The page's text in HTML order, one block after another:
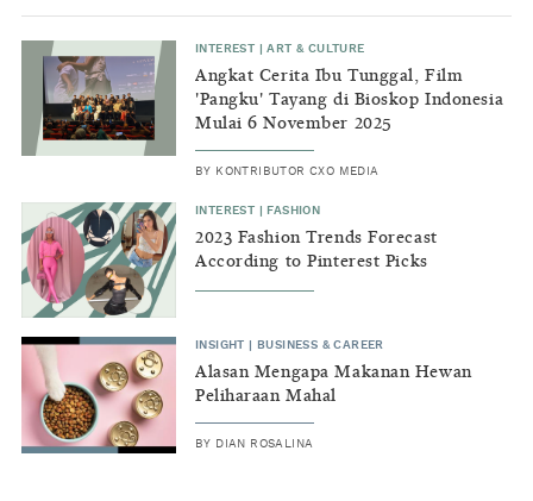
INTEREST |ART & CULTURE
Angkat Cerita Ibu Tunggal, Film
'Pangku' Tayang di Bioskop Indonesia
Mulai 6 November 2025
BY KONTRIBUTOR CXO MEDIA
INTEREST FASHION
2023 Fashion Trends Forecast
According to Pinterest Picks
INSIGHT BUSINESS & CAREER
Alasan Mengapa Makanan Hewan
Peliharaan Mahal
BY DIAN ROSALINA